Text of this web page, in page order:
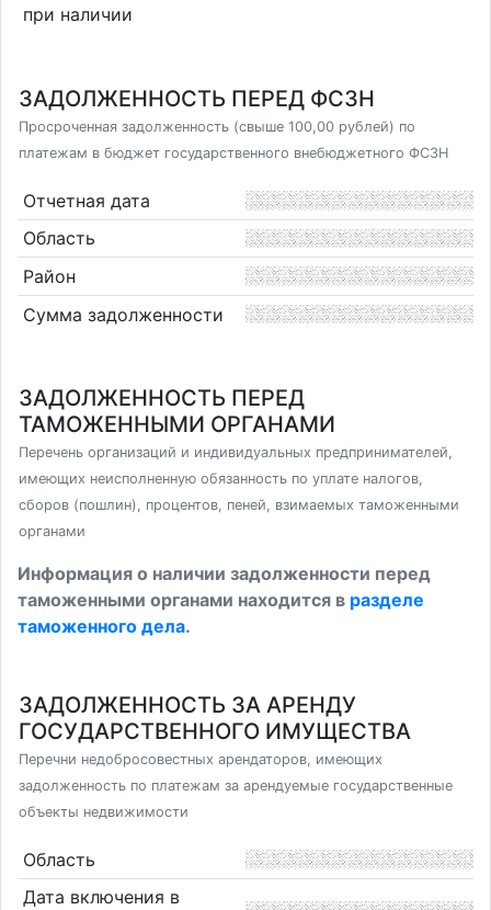
при наличии
ЗАДОЛЖЕННОСТЬ ПЕРЕД ФСЗН
Просроченная задолженность (свыше 100,00 рублей) по
платежам в бюджет государственного внебюджетного ФСЗН
Отчетная дата
Область
Район
Сумма задолженности
ЗАДОЛЖЕННОСТЬ ПЕРЕД
ТАМОЖЕННЫМИ ОРГАНАМИ
Перечень организаций и индивидуальных предпринимателей,
имеющих неисполненную обязанность по уплате налогов,
сборов (пошлин), процентов, пеней, взимаемых таможенными
органами
Информация о наличии задолженности перед
таможенными органами находится в разделе
таможенного дела.
ЗАДОЛЖЕННОСТЬ ЗА АРЕНДУ
ГОСУДАРСТВЕННОГО ИМУЩЕСТВА
Перечни недобросовестных арендаторов, имеющих
задолженность по платежам за арендуемые государственные
объекты недвижимости
Область
Дата включения в